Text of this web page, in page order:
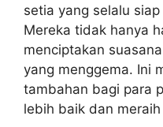
setia yang selalu
Mereka tidak hanya
menciptakan
yang menggema. Ini
tambahan bagi para
lebih baik dan